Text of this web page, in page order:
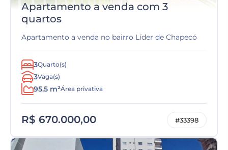
Apartamento a venda com 3
quartos
Apartamento a venda no bairro Líder de Chapecó
3Quarto(s)
3Vaga(s)
95.5 m²Área privativa
R$ 670.000,00 #33398